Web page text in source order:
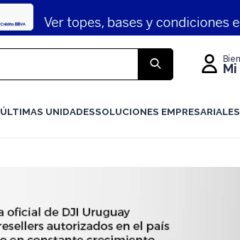
ÚLTIMAS UNIDADESSOLUCIONES EMPRESARIALES